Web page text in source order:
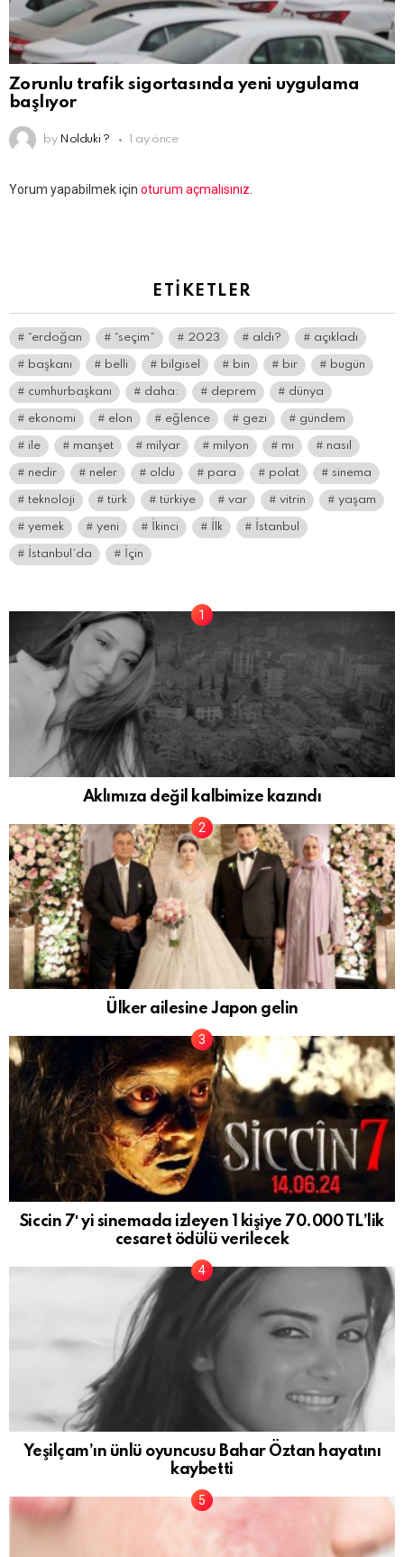
Zorunlu trafik sigortasında yeni uygulama
başlıyor
by Nolduki ? 1 ay önce
Bir
Yorum yapabilmek için oturum açmalısınız.
ETIKETLER
“erdoğan “seçim” 2023 aldı? açıkladı
başkanı belli bilgisel bin bir bugün
cumhurbaşkanı daha: deprem dünya
ekonomi elon eğlence gezi gündem
ile manşet milyar milyon mı nasıl
nedir neler oldu para polat sinema
teknoloji türk türkiye var vitrin yaşam
yemek yeni İkinci İlk İstanbul
İstanbul’da İçin
Aklımıza değil kalbimize kazındı
Ülker ailesine Japon gelin
Siccin 7′ yi sinemada izleyen 1 kişiye 70.000 TL’lik
cesaret ödülü verilecek
Yeşilçam’ın ünlü oyuncusu Bahar Öztan hayatını
kaybetti